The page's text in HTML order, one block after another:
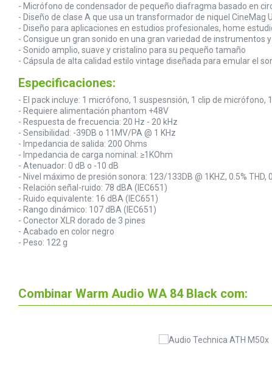
- Micrófono de condensador de pequeño diafragma basado en
- Diseño de clase A que usa un transformador de niquel CineMag
- Diseño para aplicaciones en estudios profesionales, home
- Consigue un gran sonido en una gran variedad de
- Sonido amplio, suave y cristalino para su pequeño tamaño
- Cápsula de alta calidad estilo vintage diseñada para emular el
Especificaciones:
- El pack incluye: 1 micrófono, 1 suspesnsión, 1 clip de
- Requiere alimentación phantom +48V
- Respuesta de frecuencia: 20 Hz - 20 kHz
- Sensibilidad: -39DB o 11MV/PA @ 1 KHz
- Impedancia de salida: 200 Ohms
- Impedancia de carga nominal: ≥1KOhm
- Atenuador: 0 dB o -10 dB
- Nivel máximo de presión sonora: 123/133DB @ 1KHZ, 0.5% THD,
- Relación señal-ruido: 78 dBA (IEC651)
- Ruido equivalente: 16 dBA (IEC651)
- Rango dinámico: 107 dBA (IEC651)
- Conector XLR dorado de 3 pines
- Acabado en color negro
- Peso: 122 g
Combinar Warm Audio WA 84 Black com: